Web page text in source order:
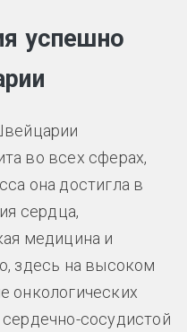
успешно
во всех сферах,
она достигла в
сердца,
медицина и
здесь на высоком
онкологических
сосудистой